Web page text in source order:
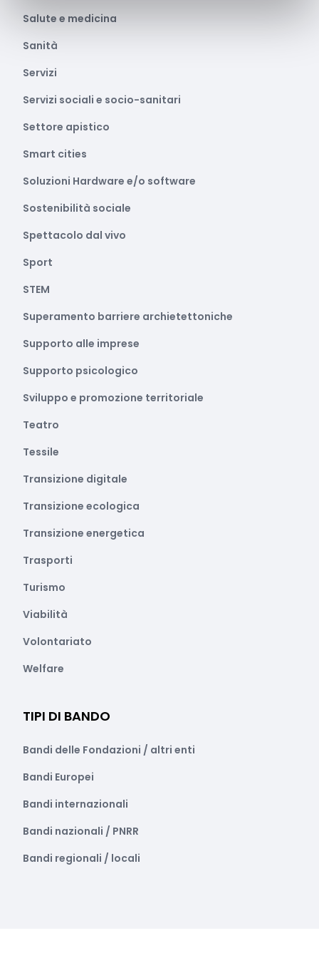
Salute e medicina
Sanità
Servizi
Servizi sociali e socio-sanitari
Settore apistico
Smart cities
Soluzioni Hardware e/o software
Sostenibilità sociale
Spettacolo dal vivo
Sport
STEM
Superamento barriere archietettoniche
Supporto alle imprese
Supporto psicologico
Sviluppo e promozione territoriale
Teatro
Tessile
Transizione digitale
Transizione ecologica
Transizione energetica
Trasporti
Turismo
Viabilità
Volontariato
Welfare
TIPI DI BANDO
Bandi delle Fondazioni / altri enti
Bandi Europei
Bandi internazionali
Bandi nazionali / PNRR
Bandi regionali / locali